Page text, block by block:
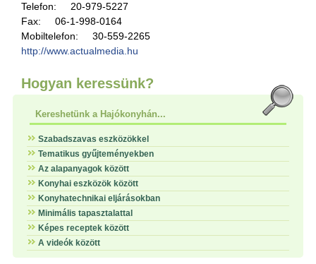
Telefon: 20-979-5227
Fax: 06-1-998-0164
Mobiltelefon: 30-559-2265
http://www.actualmedia.hu
Hogyan keressünk?
Kereshetünk a Hajókonyhán...
Szabadszavas eszközökkel
Tematikus gyűjteményekben
Az alapanyagok között
Konyhai eszközök között
Konyhatechnikai eljárásokban
Minimális tapasztalattal
Képes receptek között
A videók között